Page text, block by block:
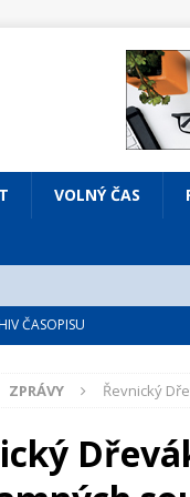
VOLNÝ ČAS
ČASOPISU
VOLNÝ ČAS
Prodaná nevěsta
ve Všenorech
ZPRÁVY Řevnický